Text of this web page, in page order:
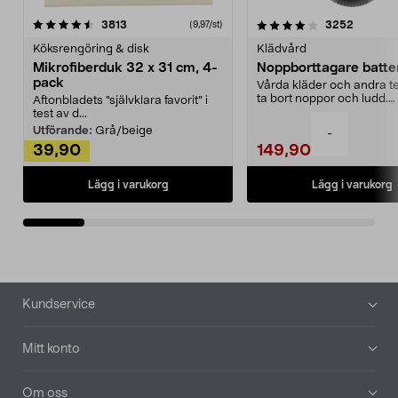
-
3813 (9,97/st)
Köksrengöring & disk
Mikrofiberduk 32 x 31 cm, 4-
pack
Aftonbladets "självklara favorit” i
test av d...
Utförande: Grå/beige
39,90
Lägg i varukorg
4.0av 5 stjärnor 3252
Klädvård
Noppborttagare
Vårda kläder och andra
ta bort noppor och ludd.
149,90
Lägg i varukorg
4.5av 5 stjärnor
Sidfot
Kundservice
Mitt konto
Om oss